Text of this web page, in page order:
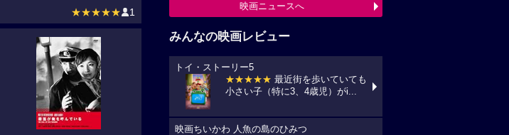
★★★★★ 1
映画ニュースへ
みんなの映画レビュー
トイ・ストーリー5
★★★★★ 最近街を歩いていても
小さい子（特に3、4歳児）がi...
映画ちいかわ 人魚の島のひみつ